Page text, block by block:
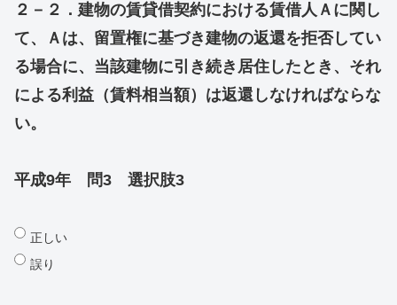
２－２．建物の賃貸借契約における賃借人Ａに関し
て、Ａは、留置権に基づき建物の返還を拒否してい
る場合に、当該建物に引き続き居住したとき、それ
による利益（賃料相当額）は返還しなければならな
い。
平成9年 問3 選択肢3
正しい
誤り